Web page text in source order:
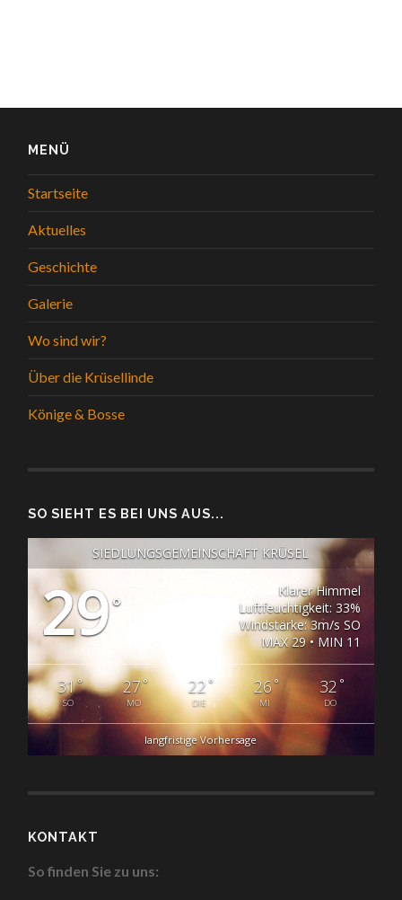
MENÜ
Startseite
Aktuelles
Geschichte
Galerie
Wo sind wir?
Über die Krüsellinde
Könige & Bosse
SO SIEHT ES BEI UNS AUS...
SIEDLUNGSGEMEINSCHAFT KRÜSEL
29°
Klarer Himmel
Luftfeuchtigkeit: 33%
Windstärke: 3m/s SO
MAX 29 • MIN 11
31°
SO
27°
MO
22 °
DIE
26°
MI
32 °
DO
langfristige Vorhersage
KONTAKT
So finden Sie zu uns: